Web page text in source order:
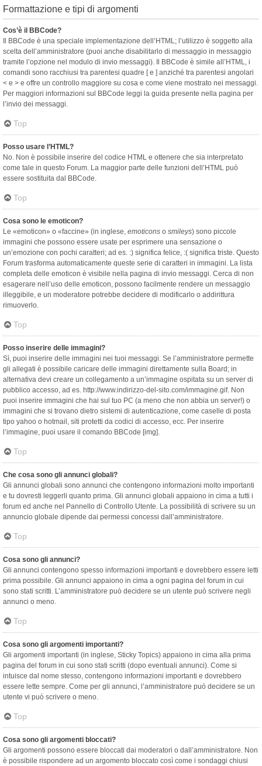
Formattazione e tipi di argomenti
Cos’è il BBCode?
Il BBCode è una speciale implementazione dell’HTML; l’utilizzo è soggetto alla
scelta dell’amministratore (puoi anche disabilitarlo di messaggio in messaggio
tramite l’opzione nel modulo di invio messaggi). Il BBCode è simile all’HTML, i
comandi sono racchiusi tra parentesi quadre [ e ] anziché tra parentesi angolari
< e > e offre un controllo maggiore su cosa e come viene mostrato nei messaggi.
Per maggiori informazioni sul BBCode leggi la guida presente nella pagina per
l’invio dei messaggi.
Top
Posso usare l’HTML?
No. Non è possibile inserire del codice HTML e ottenere che sia interpretato
come tale in questo Forum. La maggior parte delle funzioni dell’HTML può
essere sostituita dal BBCode.
Top
Cosa sono le emoticon?
Le «emoticon» o «faccine» (in inglese, emoticons o smileys) sono piccole
immagini che possono essere usate per esprimere una sensazione o
un’emozione con pochi caratteri; ad es. :) significa felice, :( significa triste. Questo
Forum trasforma automaticamente queste serie di caratteri in immagini. La lista
completa delle emoticon è visibile nella pagina di invio messaggi. Cerca di non
esagerare nell’uso delle emoticon, possono facilmente rendere un messaggio
illeggibile, e un moderatore potrebbe decidere di modificarlo o addirittura
rimuoverlo.
Top
Posso inserire delle immagini?
Sì, puoi inserire delle immagini nei tuoi messaggi. Se l’amministratore permette
gli allegati è possibile caricare delle immagini direttamente sulla Board; in
alternativa devi creare un collegamento a un’immagine ospitata su un server di
pubblico accesso, ad es. http://www.indirizzo-del-sito.com/immagine.gif. Non
puoi inserire immagini che hai sul tuo PC (a meno che non abbia un server!) o
immagini che si trovano dietro sistemi di autenticazione, come caselle di posta
tipo yahoo o hotmail, siti protetti da codici di accesso, ecc. Per inserire
l’immagine, puoi usare il comando BBCode [img].
Top
Che cosa sono gli annunci globali?
Gli annunci globali sono annunci che contengono informazioni molto importanti
e tu dovresti leggerli quanto prima. Gli annunci globali appaiono in cima a tutti i
forum ed anche nel Pannello di Controllo Utente. La possibilità di scrivere su un
annuncio globale dipende dai permessi concessi dall’amministratore.
Top
Cosa sono gli annunci?
Gli annunci contengono spesso informazioni importanti e dovrebbero essere letti
prima possibile. Gli annunci appaiono in cima a ogni pagina del forum in cui
sono stati scritti. L’amministratore può decidere se un utente può scrivere negli
annunci o meno.
Top
Cosa sono gli argomenti importanti?
Gli argomenti importanti (in inglese, Sticky Topics) appaiono in cima alla prima
pagina del forum in cui sono stati scritti (dopo eventuali annunci). Come si
intuisce dal nome stesso, contengono informazioni importanti e dovrebbero
essere lette sempre. Come per gli annunci, l’amministratore può decidere se un
utente vi può scrivere o meno.
Top
Cosa sono gli argomenti bloccati?
Gli argomenti possono essere bloccati dai moderatori o dall’amministratore. Non
è possibile rispondere ad un argomento bloccato così come i sondaggi chiusi